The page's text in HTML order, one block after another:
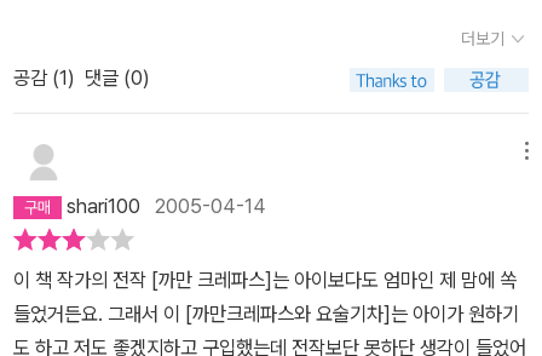
와 책 검색하다가 '까만 크레파스와 요술기차' 무지 반가웠답니다울
아들 무지 좋아하겠네요. 한글 모르지만 모두 외우고 있고 엄마에게
읽어준답니다. 아이들에게 좋은 선물이 될꺼라 생각해요
더보기
공감 (1) 댓글 (0)
shari100 2005-04-14
이 책 작가의 전작 [까만 크레파스]는 아이보다도 엄마인 제 맘에 쏙
들었거든요. 그래서 이 [까만크레파스와 요술기차]는 아이가 원하기
도 하고 저도 좋겠지하고 구입했는데 전작보단 못하단 생각이 들었어